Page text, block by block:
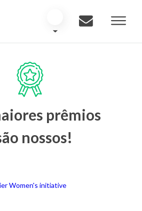
prêmios
nossos!